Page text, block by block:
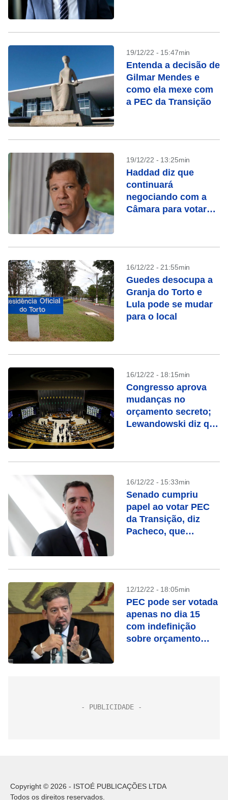
19/12/22 - 15:47min
Entenda a decisão de
Gilmar Mendes e
como ela mexe com
a PEC da Transição
19/12/22 - 13:25min
Haddad diz que
continuará
negociando com a
Câmara para votar
16/12/22 - 21:55min
Guedes desocupa a
Granja do Torto e
Lula pode se mudar
para o local
16/12/22 - 18:15min
Congresso aprova
mudanças no
orçamento secreto;
Lewandowski diz que
STF
16/12/22 - 15:33min
Senado cumpriu
papel ao votar PEC
da Transição, diz
Pacheco, que
Câmara
12/12/22 - 18:05min
PEC pode ser votada
apenas no dia 15
com indefinição
sobre orçamento
Copyright © 2026 - ISTOÉ PUBLICAÇÕES LTDA
Todos os direitos reservados.